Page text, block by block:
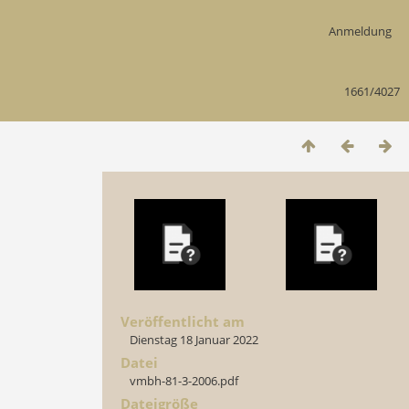
Anmeldung
1661/4027
Veröffentlicht am
Dienstag 18 Januar 2022
Datei
vmbh-81-3-2006.pdf
Dateigröße